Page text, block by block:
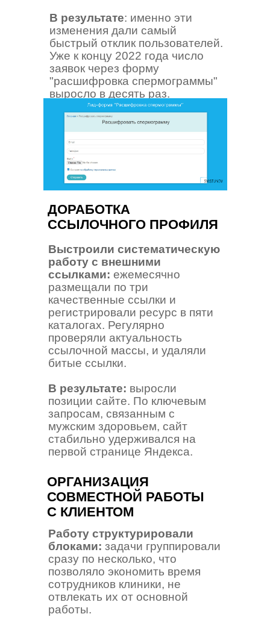
В результате: именно эти
изменения дали самый
быстрый отклик пользователей.
Уже к концу 2022 года число
заявок через форму
"расшифровка спермограммы"
выросло в десять раз.
Выстроили систематическую
работу с внешними
ссылками: ежемесячно
размещали по три
качественные ссылки и
регистрировали ресурс в пяти
каталогах. Регулярно
проверяли актуальность
ссылочной массы, и удаляли
битые ссылки.
В результате: выросли
позиции сайте. По ключевым
запросам, связанным с
мужским здоровьем, сайт
стабильно удерживался на
первой странице Яндекса.
ДОРАБОТКА
ССЫЛОЧНОГО ПРОФИЛЯ
Работу структурировали
блоками: задачи группировали
сразу по несколько, что
позволяло экономить время
сотрудников клиники, не
отвлекать их от основной
работы.
ОРГАНИЗАЦИЯ
СОВМЕСТНОЙ РАБОТЫ
С КЛИЕНТОМ